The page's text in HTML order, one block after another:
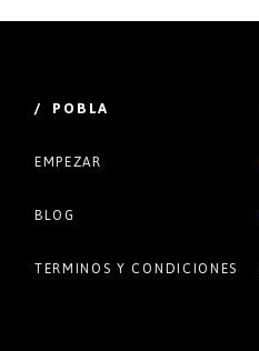
/ POBLA
EMPEZAR
BLOG
TERMINOS Y CONDICIONES